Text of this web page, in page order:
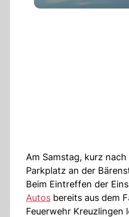
Am Samstag, kurz
Parkplatz an der
Beim Eintreffen der
Autos bereits aus dem
Feuerwehr Kreuzlingen